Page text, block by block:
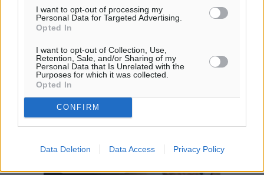
I want to opt-out of processing my
Personal Data for Targeted Advertising.
Opted In
I want to opt-out of Collection, Use,
Retention, Sale, and/or Sharing of my
Personal Data that Is Unrelated with the
Purposes for which it was collected.
Opted In
CONFIRM
Data Deletion Data Access Privacy Policy